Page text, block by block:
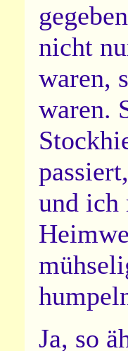
nicht
waren,
waren.
und ich
Ja, so